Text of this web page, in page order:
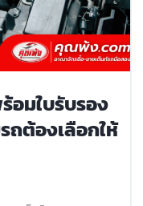
อมใบรับรอง
ต้องเลือกให้